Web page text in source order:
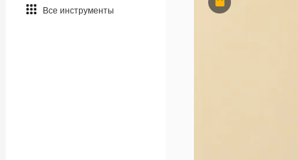
Все инструменты
Премиум